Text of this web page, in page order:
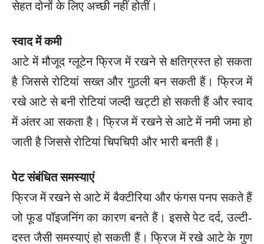
सेहत दोनों के लिए अच्छी नहीं होतीं।
स्वाद में कमी
आटे में मौजूद ग्लूटेन फ्रिज में रखने से क्षतिग्रस्त हो सकता
है जिससे रोटियां सख्त और गुठली बन सकती हैं। फ्रिज में
रखे आटे से बनी रोटियां जल्दी खट्टी हो सकती हैं और स्वाद
में अंतर आ सकता है। फ्रिज में रखने से आटे में नमी जमा हो
जाती है जिससे रोटियां चिपचिपी और भारी बनती हैं।
पेट संबंधित समस्याएं
फ्रिज में रखने से आटे में बैक्टीरिया और फंगस पनप सकते हैं
जो फूड पॉइजनिंग का कारण बनते हैं। इससे पेट दर्द, उल्टी-
दस्त जैसी समस्याएं हो सकती हैं। फ्रिज में रखे आटे के गुण